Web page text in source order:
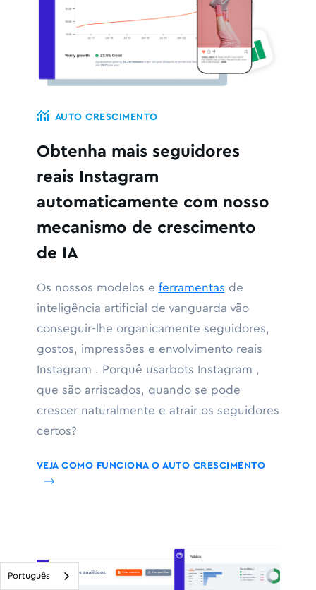
AUTO CRESCIMENTO
Obtenha mais seguidores
reais Instagram
automaticamente com nosso
mecanismo de crescimento
de IA
Os nossos modelos e ferramentas de
inteligência artificial de vanguarda vão
conseguir-lhe organicamente seguidores,
gostos, impressões e envolvimento reais
Instagram . Porquê usarbots Instagram ,
que são arriscados, quando se pode
crescer naturalmente e atrair os seguidores
certos?
VEJA COMO FUNCIONA O AUTO CRESCIMENTO
Português